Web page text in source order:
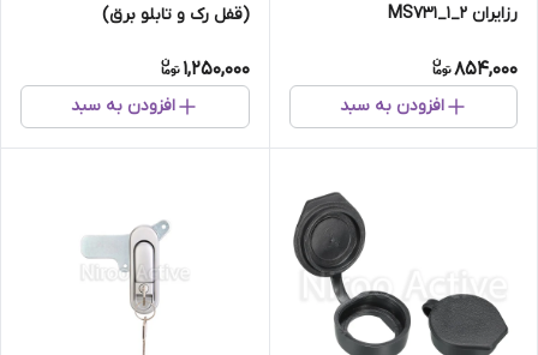
رزایران MS۷۳۱_۱_۲
854,000
افزودن به سبد
(قفل رک و تابلو برق)
1,250,000
افزودن به سبد